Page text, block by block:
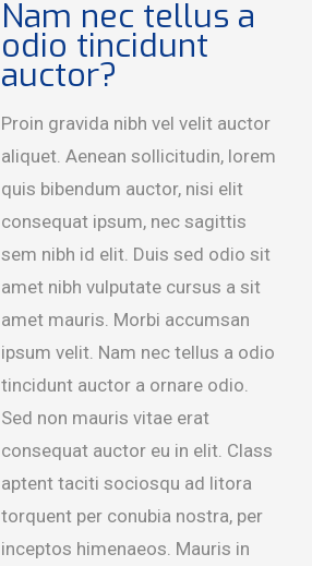
Nam nec tellus a
odio tincidunt
auctor?
Proin gravida nibh vel velit auctor
aliquet. Aenean sollicitudin, lorem
quis bibendum auctor, nisi elit
consequat ipsum, nec sagittis
sem nibh id elit. Duis sed odio sit
amet nibh vulputate cursus a sit
amet mauris. Morbi accumsan
ipsum velit. Nam nec tellus a odio
tincidunt auctor a ornare odio.
Sed non mauris vitae erat
consequat auctor eu in elit. Class
aptent taciti sociosqu ad litora
torquent per conubia nostra, per
inceptos himenaeos. Mauris in